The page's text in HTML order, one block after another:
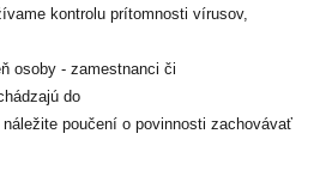
kontrolu prítomnosti vírusov,
osoby - zamestnanci či
do
poučení o povinnosti zachovávať